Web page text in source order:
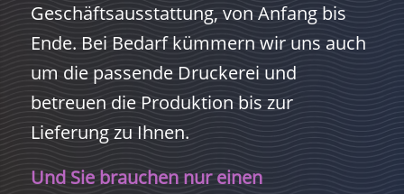
Geschäftsausstattung, von Anfang bis
Ende. Bei Bedarf kümmern wir uns auch
um die passende Druckerei und
betreuen die Produktion bis zur
Lieferung zu Ihnen.
Und Sie brauchen nur einen